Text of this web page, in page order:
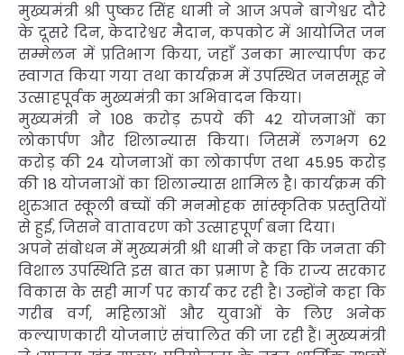
मुख्यमंत्री श्री पुष्कर सिंह धामी ने आज अपने बागेश्वर दौरे
के दूसरे दिन, केदारेश्वर मैदान, कपकोट में आयोजित जन
सम्मेलन में प्रतिभाग किया, जहाँ उनका माल्यार्पण कर
स्वागत किया गया तथा कार्यक्रम में उपस्थित जनसमूह ने
उत्साहपूर्वक मुख्यमंत्री का अभिवादन किया।
मुख्यमंत्री ने 108 करोड़ रुपये की 42 योजनाओं का
लोकार्पण और शिलान्यास किया। जिसमें लगभग 62
करोड़ की 24 योजनाओं का लोकार्पण तथा 45.95 करोड़
की 18 योजनाओं का शिलान्यास शामिल है। कार्यक्रम की
शुरुआत स्कूली बच्चों की मनमोहक सांस्कृतिक प्रस्तुतियों
से हुई, जिसने वातावरण को उत्साहपूर्ण बना दिया।
अपने संबोधन में मुख्यमंत्री श्री धामी ने कहा कि जनता की
विशाल उपस्थिति इस बात का प्रमाण है कि राज्य सरकार
विकास के सही मार्ग पर कार्य कर रही है। उन्होंने कहा कि
गरीब वर्ग, महिलाओं और युवाओं के लिए अनेक
कल्याणकारी योजनाएं संचालित की जा रही हैं। मुख्यमंत्री